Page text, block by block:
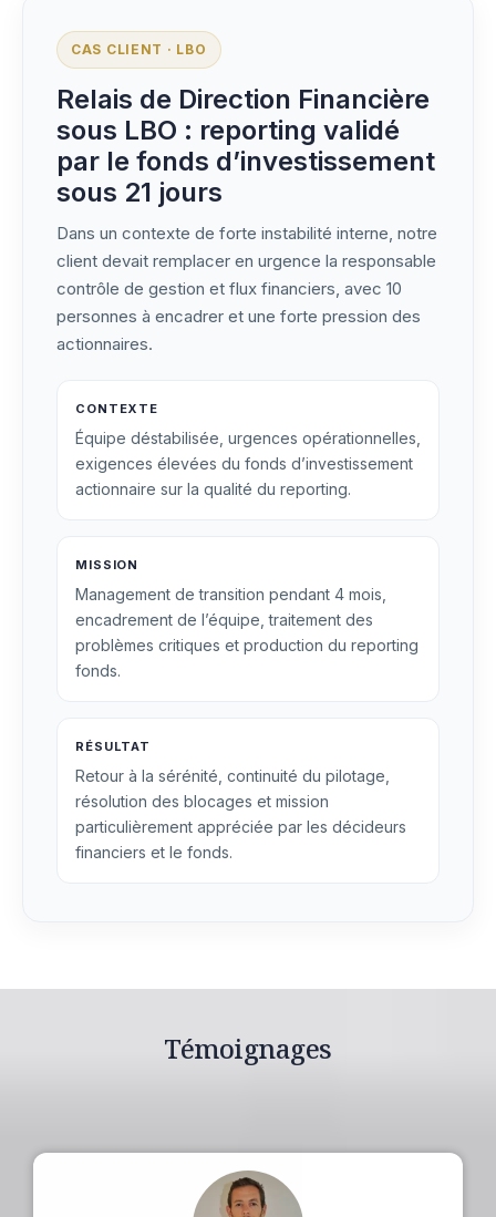
CAS CLIENT · LBO
Relais de Direction Financière
sous LBO : reporting validé
par le fonds d’investissement
sous 21 jours
Dans un contexte de forte instabilité interne, notre
client devait remplacer en urgence la responsable
contrôle de gestion et flux financiers, avec 10
personnes à encadrer et une forte pression des
actionnaires.
CONTEXTE
Équipe déstabilisée, urgences opérationnelles,
exigences élevées du fonds d’investissement
actionnaire sur la qualité du reporting.
MISSION
Management de transition pendant 4 mois,
encadrement de l’équipe, traitement des
problèmes critiques et production du reporting
fonds.
RÉSULTAT
Retour à la sérénité, continuité du pilotage,
résolution des blocages et mission
particulièrement appréciée par les décideurs
financiers et le fonds.
Témoignages